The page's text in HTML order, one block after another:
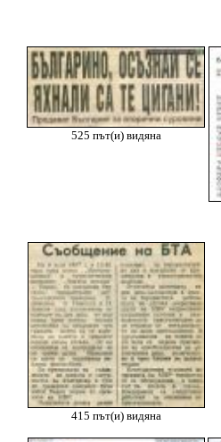
525 път(и) видяна
415 път(и) видяна